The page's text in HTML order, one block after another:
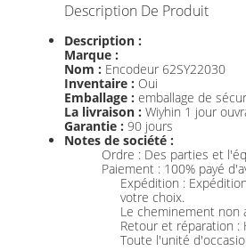
Description De Produit
Description :
Marque :
Nom : Encodeur 62SY22030
Inventaire : Oui
Emballage : emballage de
La livraison : Wiyhin 1 jour
Garantie : 90 jours
Notes de société :
Ordre : Des parties et
Paiement : 100% payé
Expédition :
votre choix.
Le cheminement non
Retour et réparation
Toute l'unité